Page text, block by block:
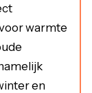
warmte
en